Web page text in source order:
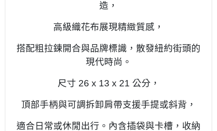
造，
高級織花布展現精緻質感，
搭配粗拉鍊開合與品牌標識，散發紐約街頭的
現代時尚。
尺寸 26 x 13 x 21 公分，
頂部手柄與可調拆卸肩帶支援手提或斜背，
適合日常或休閒出行。內含插袋與卡槽，收納